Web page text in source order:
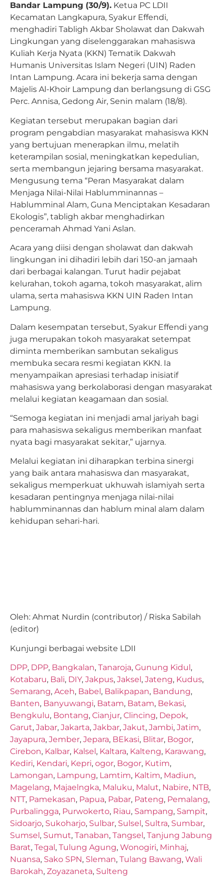
Bandar Lampung (30/9). Ketua PC LDII
Kecamatan Langkapura, Syakur Effendi,
menghadiri Tabligh Akbar Sholawat dan Dakwah
Lingkungan yang diselenggarakan mahasiswa
Kuliah Kerja Nyata (KKN) Tematik Dakwah
Humanis Universitas Islam Negeri (UIN) Raden
Intan Lampung. Acara ini bekerja sama dengan
Majelis Al-Khoir Lampung dan berlangsung di GSG
Perc. Annisa, Gedong Air, Senin malam (18/8).
Kegiatan tersebut merupakan bagian dari
program pengabdian masyarakat mahasiswa KKN
yang bertujuan menerapkan ilmu, melatih
keterampilan sosial, meningkatkan kepedulian,
serta membangun jejaring bersama masyarakat.
Mengusung tema “Peran Masyarakat dalam
Menjaga Nilai-Nilai Hablumminannas –
Hablumminal Alam, Guna Menciptakan Kesadaran
Ekologis”, tabligh akbar menghadirkan
penceramah Ahmad Yani Aslan.
Acara yang diisi dengan sholawat dan dakwah
lingkungan ini dihadiri lebih dari 150-an jamaah
dari berbagai kalangan. Turut hadir pejabat
kelurahan, tokoh agama, tokoh masyarakat, alim
ulama, serta mahasiswa KKN UIN Raden Intan
Lampung.
Dalam kesempatan tersebut, Syakur Effendi yang
juga merupakan tokoh masyarakat setempat
diminta memberikan sambutan sekaligus
membuka secara resmi kegiatan KKN. Ia
menyampaikan apresiasi terhadap inisiatif
mahasiswa yang berkolaborasi dengan masyarakat
melalui kegiatan keagamaan dan sosial.
“Semoga kegiatan ini menjadi amal jariyah bagi
para mahasiswa sekaligus memberikan manfaat
nyata bagi masyarakat sekitar,” ujarnya.
Melalui kegiatan ini diharapkan terbina sinergi
yang baik antara mahasiswa dan masyarakat,
sekaligus memperkuat ukhuwah islamiyah serta
kesadaran pentingnya menjaga nilai-nilai
hablumminannas dan hablum minal alam dalam
kehidupan sehari-hari.
Oleh: Ahmat Nurdin (contributor) / Riska Sabilah
(editor)
Kunjungi berbagai website LDII
DPP, DPP, Bangkalan, Tanaroja, Gunung Kidul,
Kotabaru, Bali, DIY, Jakpus, Jaksel, Jateng, Kudus,
Semarang, Aceh, Babel, Balikpapan, Bandung,
Banten, Banyuwangi, Batam, Batam, Bekasi,
Bengkulu, Bontang, Cianjur, Clincing, Depok,
Garut, Jabar, Jakarta, Jakbar, Jakut, Jambi, Jatim,
Jayapura, Jember, Jepara, BEkasi, Blitar, Bogor,
Cirebon, Kalbar, Kalsel, Kaltara, Kalteng, Karawang,
Kediri, Kendari, Kepri, ogor, Bogor, Kutim,
Lamongan, Lampung, Lamtim, Kaltim, Madiun,
Magelang, Majaelngka, Maluku, Malut, Nabire, NTB,
NTT, Pamekasan, Papua, Pabar, Pateng, Pemalang,
Purbalingga, Purwokerto, Riau, Sampang, Sampit,
Sidoarjo, Sukoharjo, Sulbar, Sulsel, Sultra, Sumbar,
Sumsel, Sumut, Tanaban, Tangsel, Tanjung Jabung
Barat, Tegal, Tulung Agung, Wonogiri, Minhaj,
Nuansa, Sako SPN, Sleman, Tulang Bawang, Wali
Barokah, Zoyazaneta, Sulteng